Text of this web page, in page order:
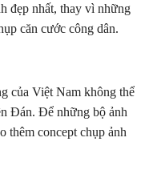
đẹp nhất, thay vì những
căn cước công dân.
của Việt Nam không thể
Đán. Để những bộ ảnh
thêm concept chụp ảnh